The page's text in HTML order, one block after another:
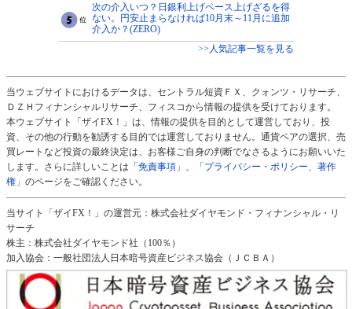
次の介入いつ？日銀利上げペース上げざるを得
ない。円安止まらなければ10月末～11月に追加
介入か？(ZERO)
>>人気記事一覧を見る
当ウェブサイトにおけるデータは、セントラル短資ＦＸ、クォンツ・リサーチ、
ＤＺＨフィナンシャルリサーチ、フィスコから情報の提供を受けております。
本ウェブサイト「ザイFX！」は、情報の提供を目的として運営しており、投
資、その他の行動を勧誘する目的では運営しておりません。通貨ペアの選択、売
買レートなど投資の最終決定は、お客様ご自身の判断でなさるようにお願いいた
します。さらに詳しいことは 「免責事項」 、
「プライバシー・ポリシー、著作
権」 のページをご確認ください。
当サイト「ザイFX！」の運営元：株式会社ダイヤモンド・フィナンシャル・リ
サーチ
株主：株式会社ダイヤモンド社（100％）
加入協会：一般社団法人日本暗号資産ビジネス協会（ＪＣＢＡ）